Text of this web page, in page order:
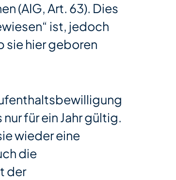
(AIG, Art. 63). Dies
ist, jedoch
sie hier geboren
für ein Jahr gültig.
wieder eine
die
der